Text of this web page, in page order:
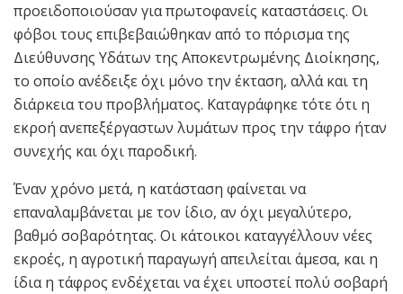
προειδοποιούσαν για πρωτοφανείς καταστάσεις. Οι
φόβοι τους επιβεβαιώθηκαν από το πόρισμα της
Διεύθυνσης Υδάτων της Αποκεντρωμένης Διοίκησης,
το οποίο ανέδειξε όχι μόνο την έκταση, αλλά και τη
διάρκεια του προβλήματος. Καταγράφηκε τότε ότι η
εκροή ανεπεξέργαστων λυμάτων προς την τάφρο ήταν
συνεχής και όχι παροδική.
Έναν χρόνο μετά, η κατάσταση φαίνεται να
επαναλαμβάνεται με τον ίδιο, αν όχι μεγαλύτερο,
βαθμό σοβαρότητας. Οι κάτοικοι καταγγέλλουν νέες
εκροές, η αγροτική παραγωγή απειλείται άμεσα, και η
ίδια η τάφρος ενδέχεται να έχει υποστεί πολύ σοβαρή